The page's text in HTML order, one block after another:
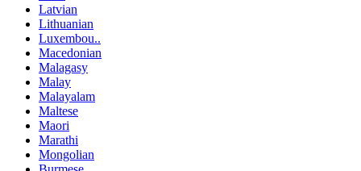
Latvian
Lithuanian
Luxembou..
Macedonian
Malagasy
Malay
Malayalam
Maltese
Maori
Marathi
Mongolian